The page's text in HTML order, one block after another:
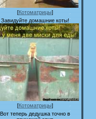
[Котоматрицы]
Завидуйте домашние коты!
[Котоматрицы]
Вот теперь дедушка точно в